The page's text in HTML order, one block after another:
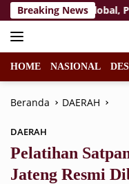
Langsung
ke
konten
Breaking News
Isu Global,
HOME NASIONAL
Beranda DAERAH
DAERAH
Pelatihan
Jateng Resmi